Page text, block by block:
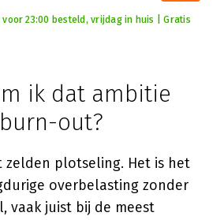
23:00 besteld, vrijdag in huis | Gratis
ik dat ambitie
out?
plotseling. Het is het
overbelasting zonder
vaak juist bij de meest